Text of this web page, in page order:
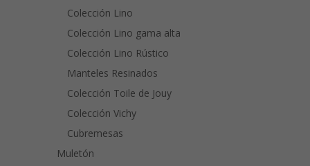
Colección Lino
Colección Lino gama alta
Colección Lino Rústico
Manteles Resinados
Colección Toile de Jouy
Colección Vichy
Cubremesas
Muletón